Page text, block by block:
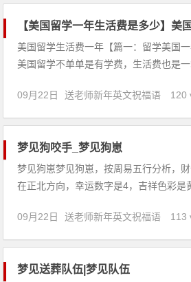
【美国留学一年生活费是多少】美
美国留学生活费一年【篇一：留学美国
美国留学不单单是有学费，生活费也是
约、波士顿、旧金山等，其生活费也会高
街购物或到餐厅吃饭去，其生活费很容
09月22日 送老师新年英文祝福语 120
梦见狗咬手_梦见狗崽
梦见狗崽梦见狗崽，按周易五行分析，
在正北方向，幸运数字是4，吉祥色彩是
近期运程和顺，尊重他人的意见，就能获
狗崽一直跟着我，预示着财运不错，但
09月22日 送老师新年英文祝福语 113
梦见送葬队伍|梦见队伍